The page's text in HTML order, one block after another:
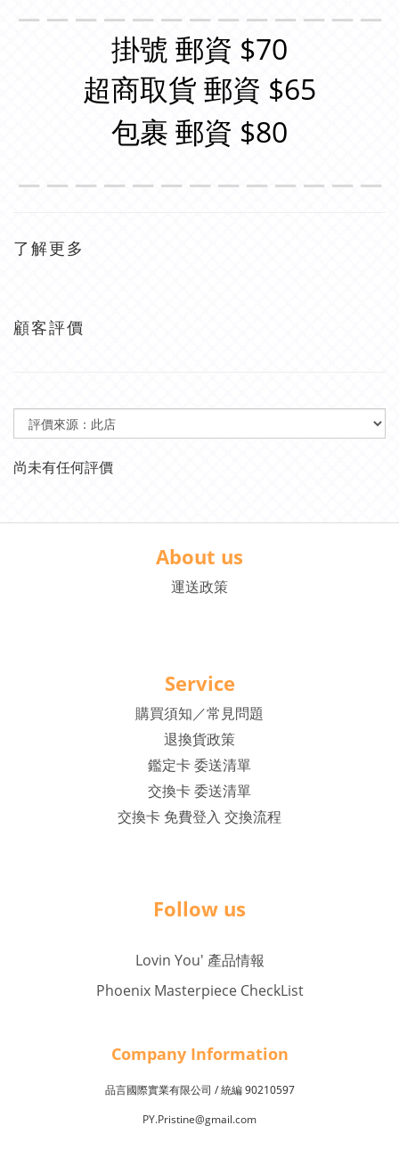
掛號 郵資 $70
超商取貨 郵資 $65
包裹 郵資 $80
了解更多
顧客評價
尚未有任何評價
About us
運送政策
Service
購買須知／常見問題
退換貨政策
鑑定卡 委送清單
交換卡 委送清單
交換卡 免費登入 交換流程
Follow us
Lovin You' 產品情報
Phoenix Masterpiece CheckList
Company Information
品言國際實業有限公司 /統編90210597
PY.Pristine@gmail.com